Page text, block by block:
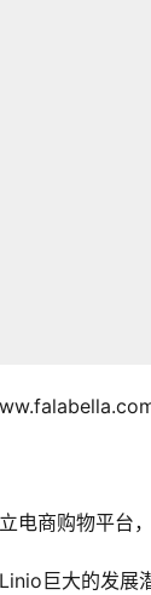
电商购物平台
巨大的发展